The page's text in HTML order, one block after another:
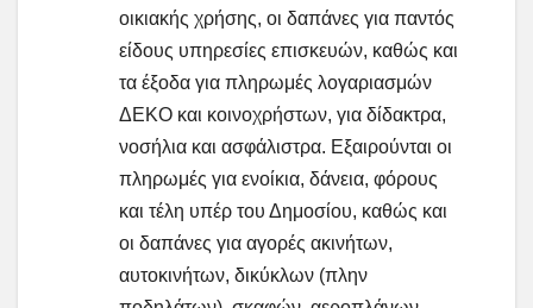
οικιακής χρήσης, οι δαπάνες για παντός
είδους υπηρεσίες επισκευών, καθώς και
τα έξοδα για πληρωμές λογαριασμών
ΔΕΚΟ και κοινοχρήστων, για δίδακτρα,
νοσήλια και ασφάλιστρα. Εξαιρούνται οι
πληρωμές για ενοίκια, δάνεια, φόρους
και τέλη υπέρ του Δημοσίου, καθώς και
οι δαπάνες για αγορές ακινήτων,
αυτοκινήτων, δικύκλων (πλην